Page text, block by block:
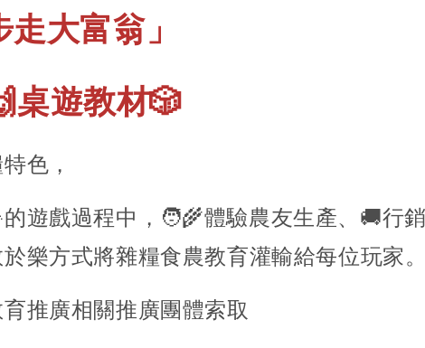
走大富翁」
遊教材🎲
色，
遊戲過程中，🧑‍🌾體驗農友生產、🚚行銷
樂方式將雜糧食農教育灌輸給每位玩家。
推廣相關推廣團體索取